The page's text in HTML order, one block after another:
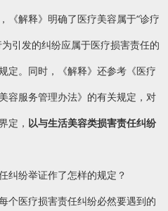
《解释》明确了医疗美容属于“诊疗
引发的纠纷应属于医疗损害责任的
定。同时，《解释》还参考《医疗
容服务管理办法》的有关规定，对
定， 以与生活美容类损害责任纠纷
纷举证作了怎样的规定？
医疗损害责任纠纷必然要遇到的